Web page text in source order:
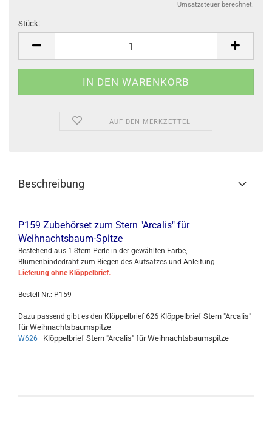
Umsatzsteuer berechnet.
Stück:
AUF DEN MERKZETTEL
Beschreibung
P159 Zubehörset zum Stern "Arcalis" für
Weihnachtsbaum-Spitze
Bestehend aus 1 Stern-Perle in der gewählten Farbe,
Blumenbindedraht zum Biegen des Aufsatzes und Anleitung.
Lieferung ohne Klöppelbrief.
Bestell-Nr.: P159
Dazu passend gibt es den Klöppelbrief626 Klöppelbrief Stern "Arcalis"
für Weihnachtsbaumspitze
W626 Klöppelbrief Stern "Arcalis" für Weihnachtsbaumspitze